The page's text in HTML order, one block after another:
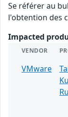
Se référer au
l'obtention des
Impacted
VENDOR
VMware